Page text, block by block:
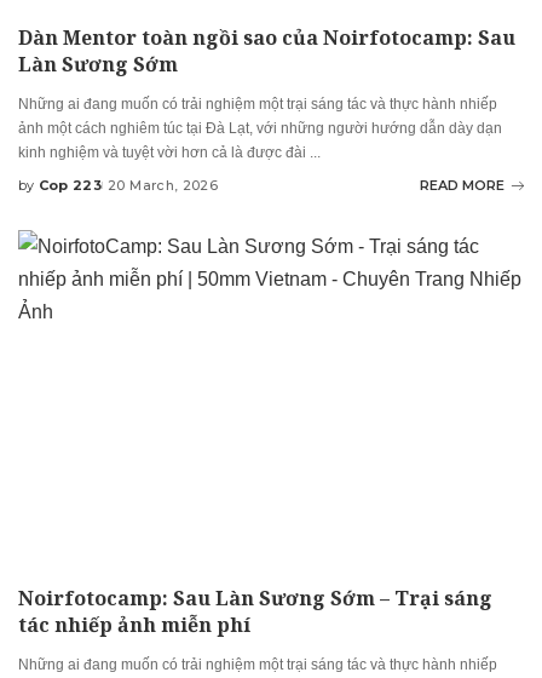
Dàn Mentor toàn ngồi sao của Noirfotocamp: Sau
Làn Sương Sớm
Những ai đang muốn có trải nghiệm một trại sáng tác và thực hành nhiếp
ảnh một cách nghiêm túc tại Đà Lạt, với những người hướng dẫn dày dạn
kinh nghiệm và tuyệt vời hơn cả là được đài ...
Posted
by Cop 223 20 March, 2026 READ MORE
Noirfotocamp: Sau Làn Sương Sớm – Trại sáng
tác nhiếp ảnh miễn phí
Những ai đang muốn có trải nghiệm một trại sáng tác và thực hành nhiếp